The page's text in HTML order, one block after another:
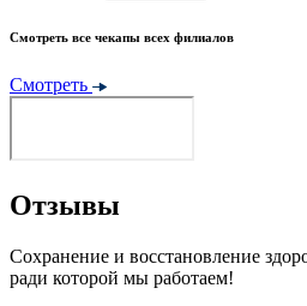
Смотреть все чекапы всех филиалов
Смотреть
Отзывы
Сохранение и восстановление
ради которой мы работаем!